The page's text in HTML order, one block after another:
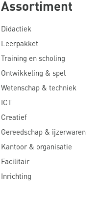
Assortiment
Didactiek
Leerpakket
Training en scholing
Ontwikkeling & spel
Wetenschap & techniek
ICT
Creatief
Gereedschap & ijzerwaren
Kantoor & organisatie
Facilitair
Inrichting